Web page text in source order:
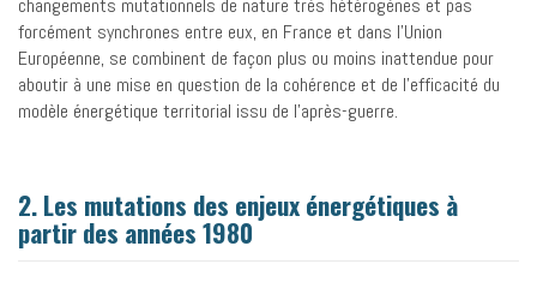
changements mutationnels de nature très hétérogènes et pas
forcément synchrones entre eux, en France et dans l’Union
Européenne, se combinent de façon plus ou moins inattendue pour
aboutir à une mise en question de la cohérence et de l’efficacité du
modèle énergétique territorial issu de l’après-guerre.
2. Les mutations des enjeux énergétiques à
partir des années 1980